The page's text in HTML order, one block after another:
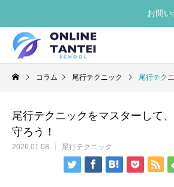
お問
コラム 尾行テクニック 尾行テクニックを
尾行テクニックをマスターして
守ろう！
2026.01.08 尾行テクニック